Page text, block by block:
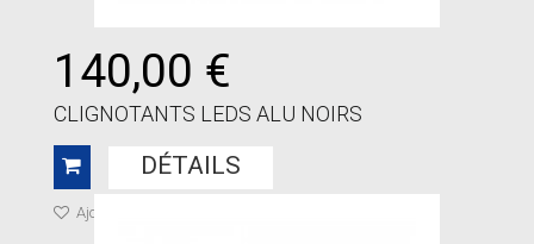
140,00 €
CLIGNOTANTS LEDS ALU NOIRS
DÉTAILS
Ajouter à ma liste de cadeaux